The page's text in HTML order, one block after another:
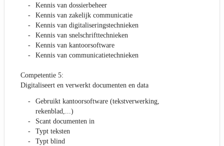
Kennis van dossierbeheer
Kennis van zakelijk communicatie
Kennis van digitaliseringstechnieken
Kennis van snelschrifttechnieken
Kennis van kantoorsoftware
Kennis van communicatietechnieken
Competentie 5:
Digitaliseert en verwerkt documenten en data
Gebruikt kantoorsoftware (tekstverwerking,
rekenblad,...)
Scant documenten in
Typt teksten
Typt blind